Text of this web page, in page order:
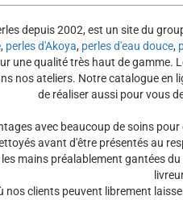
depuis 2002, est un site du
, perles d'Akoya, perles d'eau douce,
une qualité très haut de gamme.
nos ateliers. Notre catalogue
de réaliser aussi pour vous
avec beaucoup de soins
avant d'être présentés au
mains préalablement gantées
nos clients peuvent librement